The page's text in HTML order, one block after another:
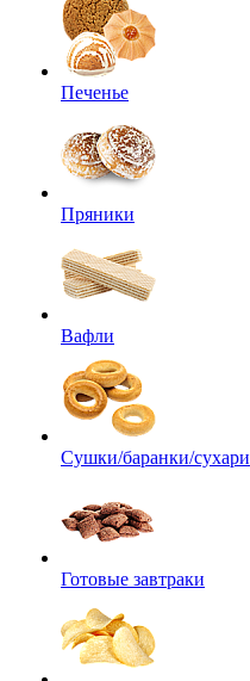
Печенье
Пряники
Вафли
Сушки/баранки/сухари
Готовые завтраки